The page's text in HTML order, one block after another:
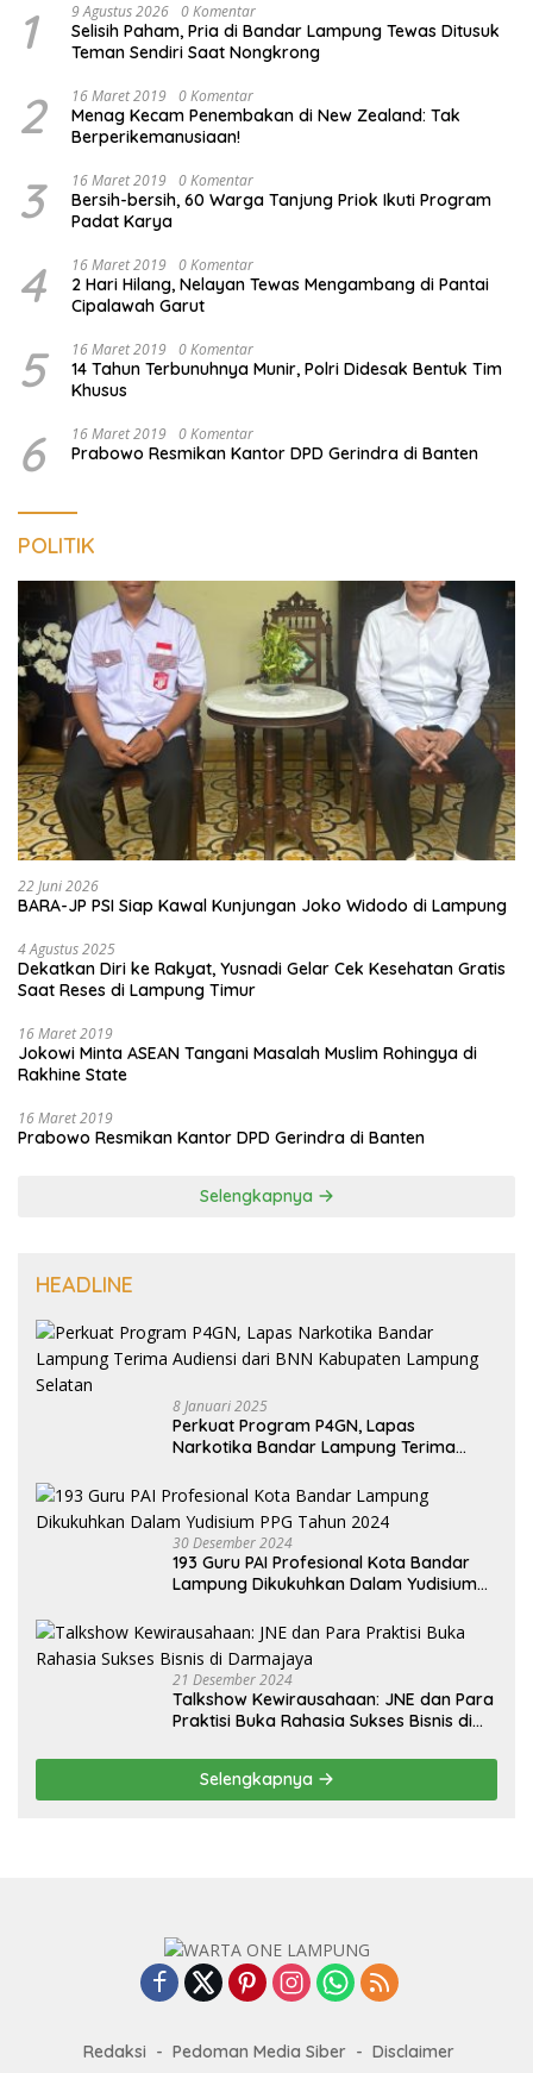
1 9 Agustus 2026 0 Komentar
Selisih Paham, Pria di Bandar Lampung Tewas Ditusuk
Teman Sendiri Saat Nongkrong
2 16 Maret 2019 0 Komentar
Menag Kecam Penembakan di New Zealand: Tak
Berperikemanusiaan!
3 16 Maret 2019 0 Komentar
Bersih-bersih, 60 Warga Tanjung Priok Ikuti Program
Padat Karya
4 16 Maret 2019 0 Komentar
2 Hari Hilang, Nelayan Tewas Mengambang di Pantai
Cipalawah Garut
5 16 Maret 2019 0 Komentar
14 Tahun Terbunuhnya Munir, Polri Didesak Bentuk Tim
Khusus
6 16 Maret 2019 0 Komentar
Prabowo Resmikan Kantor DPD Gerindra di Banten
POLITIK
22 Juni 2026
BARA-JP PSI Siap Kawal Kunjungan Joko Widodo di Lampung
4 Agustus 2025
Dekatkan Diri ke Rakyat, Yusnadi Gelar Cek Kesehatan Gratis
Saat Reses di Lampung Timur
16 Maret 2019
Jokowi Minta ASEAN Tangani Masalah Muslim Rohingya di
Rakhine State
16 Maret 2019
Prabowo Resmikan Kantor DPD Gerindra di Banten
Selengkapnya
HEADLINE
8 Januari 2025
Perkuat Program P4GN, Lapas
Narkotika Bandar Lampung Terima
Selatan
30 Desember 2024
193 Guru PAI Profesional Kota Bandar
Lampung Dikukuhkan Dalam Yudisium
21 Desember 2024
Talkshow Kewirausahaan: JNE dan Para
Praktisi Buka Rahasia Sukses Bisnis di
Selengkapnya
Redaksi Pedoman Media Siber
Disclaimer